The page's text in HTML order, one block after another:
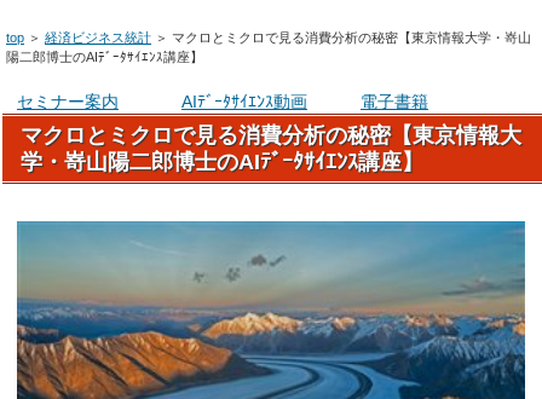
top ＞ 経済ビジネス統計 ＞ マクロとミクロで見る消費分析の秘密【東京情報大学・嵜山
陽二郎博士のAIﾃﾞｰﾀｻｲｴﾝｽ講座】
セミナー案内 AIﾃﾞｰﾀｻｲｴﾝｽ動画 電子書籍
マクロとミクロで見る消費分析の秘密【東京情報大
学・嵜山陽二郎博士のAIﾃﾞｰﾀｻｲｴﾝｽ講座】